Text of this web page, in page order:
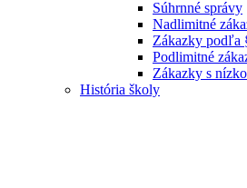
Súhrnné správy
Nadlimitné
Zákazky podľa
Podlimitné
Zákazky s
História školy